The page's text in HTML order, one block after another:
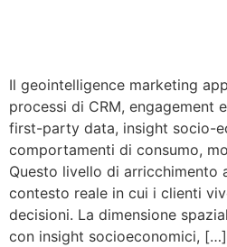
Il geointelligence marketing
processi di CRM, engagement
first-party data, insight socio-
comportamenti di consumo,
Questo livello di arricchimento
contesto reale in cui i clienti
decisioni. La dimensione
con insight socioeconomici, […]